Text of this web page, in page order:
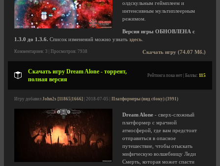
олдскульным геймплеем и
интенсивным мультиплеерным
режимом.
Версия игры ОБНОВЛЕНА с
1.3.0 до 1.3.6. Список изменений можно узнать здесь
Скачать игру (74.07 Мб.)
Комментариев: 3 | Просмотров: 7938
Скачать игру Dream Alone - торрент,
полная версия
Рейтинга пока нет | Баллы: 115
Игру добавил John2s [11865|1666] | 2018-07-05 | Платформеры (вид сбоку) (3991)
Dream Alone - сверх-сложный
платформер с мрачной
атмосферой, где вам предстоит
отправиться в опасное
путешествие, чтобы отыскать
мифическую волшебницу Леди
Смерть, которая может спасти